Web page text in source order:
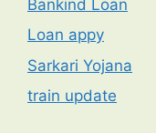
Bankind Loan
Loan appy
Sarkari Yojana
train update